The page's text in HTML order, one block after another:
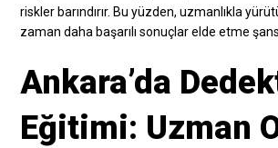
riskler barındırır. Bu yüzden, uzmanlıkla
zaman daha başarılı sonuçlar elde etme
Ankara’da
Eğitimi: Uzman